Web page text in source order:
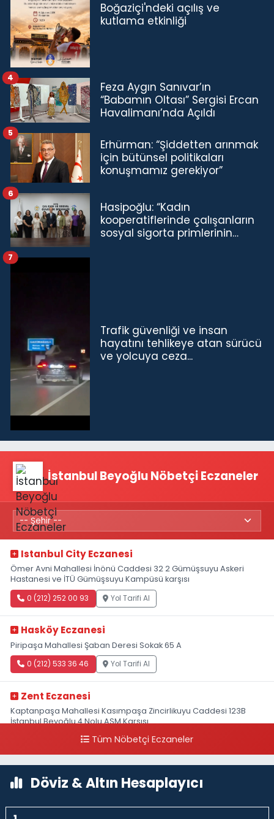
Boğaziçi'ndeki açılış ve
kutlama etkinliği
Feza Aygın Sanıvar’ın
“Babamın Oltası” Sergisi Ercan
Havalimanı’nda Açıldı
4
Erhürman: “Şiddetten arınmak
için bütünsel politikaları
konuşmamız gerekiyor”
5
Hasipoğlu: “Kadın
kooperatiflerinde çalışanların
sosyal sigorta primlerinin
6
Trafik güvenliği ve insan
hayatını tehlikeye atan sürücü
ve yolcuya ceza...
7
İstanbul Beyoğlu Nöbetçi Eczaneler
Istanbul City Eczanesi
Ömer Avni Mahallesi İnönü Caddesi 32 2 Gümüşsuyu Askeri
Hastanesi ve İTÜ Gümüşsuyu Kampüsü karşısı
0 (212) 252 00 93 Yol Tarifi Al
Hasköy Eczanesi
Piripaşa Mahallesi Şaban Deresi Sokak 65 A
0 (212) 533 36 46 Yol Tarifi Al
Zent Eczanesi
Kaptanpaşa Mahallesi Kasımpaşa Zincirlikuyu Caddesi 123B
İstanbul Beyoğlu 4 Nolu ASM Karşısı
0 (212) 297 96 92 Yol Tarifi Al
Tüm Nöbetçi Eczaneler
Döviz & Altın Hesaplayıcı